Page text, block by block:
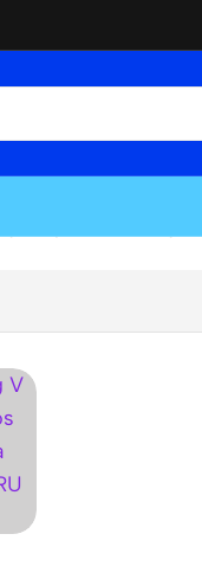
Max ZZ-12240-F